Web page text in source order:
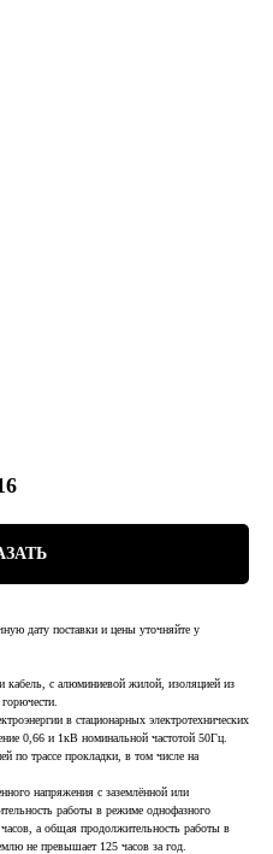
дату поставки и цены уточняйте у
с алюминиевой жилой, изоляцией из
в стационарных электротехнических
0,66 и 1кВ номинальной частотой 50Гц.
по трассе прокладки, в том числе на
напряжения с заземлённой или
работы в режиме однофазного
а общая продолжительность работы в
не превышает 125 часов за год.